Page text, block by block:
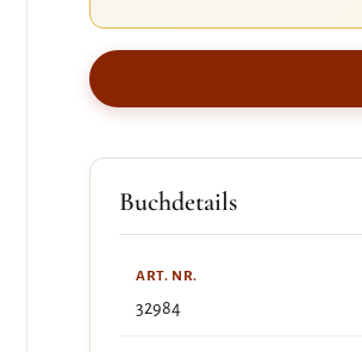
Buchdetails
ART. NR.
32984